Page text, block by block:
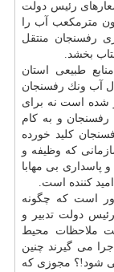
رئیس دولت
است سالانه بیش از ۲۰۰ میلیون مترمكعب آب را
رفسنجان منتقل
بخشد.
طبیعی استان
آب ونك رفسنجان
است نه برای
و به كام
كلید خورده
كه وظیفه و
پاسداری بی مهابا
كننده است.
است كه چگونه
دولت تدبیر و
ملاحظات محیط
می گیرند چنین
شود!؟ مجوزی كه